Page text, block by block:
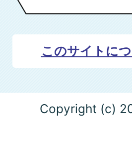
このサイトに
Copyright (c)